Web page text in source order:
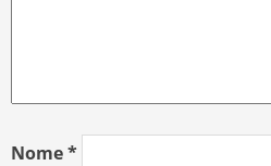
Nome*